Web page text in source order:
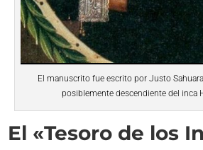
El manuscrito fue escrito por Justo
posiblemente descendiente del inca
El «Tesoro de los